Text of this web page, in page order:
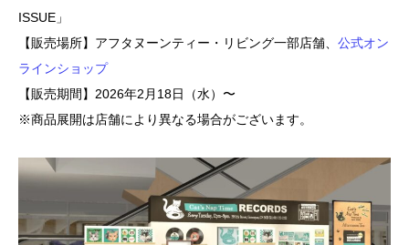
ISSUE」
【販売場所】アフタヌーンティー・リビング一部店舗、 公式オン
ラインショップ
【販売期間】2026年2月18日（水）〜
※商品展開は店舗により異なる場合がございます。